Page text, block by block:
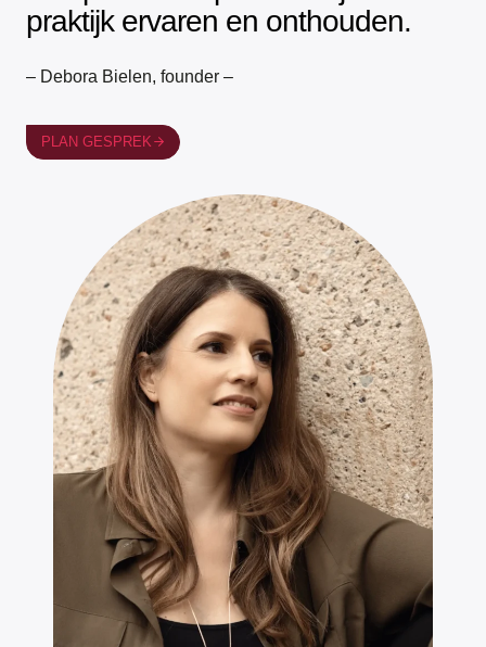
praktijk ervaren en onthouden.
– Debora Bielen, founder –
PLAN GESPREK